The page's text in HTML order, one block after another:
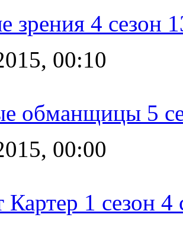
зрения 4 сезон
00:10
обманщицы 5
00:00
Картер 1 сезон 4